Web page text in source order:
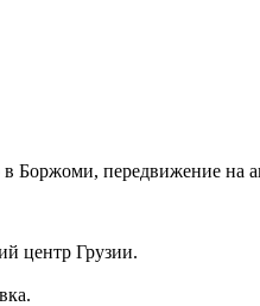
Боржоми, передвижение на
центр Грузии.